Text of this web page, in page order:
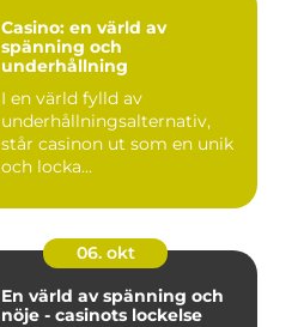
Casino: en värld av
spänning och
underhållning
I en värld fylld av
underhållningsalternativ,
står casinon ut som en unik
och locka...
06. okt
En värld av spänning och
nöje - casinots lockelse